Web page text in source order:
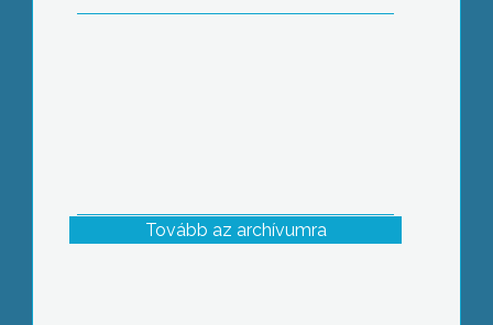
Tovább az archívumra